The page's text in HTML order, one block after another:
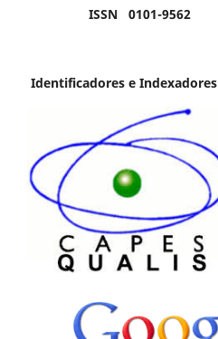
ISSN 0101-9562
Identificadores e Indexadores